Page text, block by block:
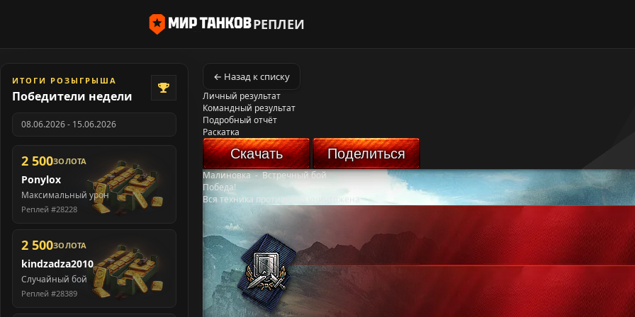
РЕПЛЕИ
ИТОГИ РОЗЫГРЫША
Победители недели
08.06.2026 - 15.06.2026
2 500ЗОЛОТА
Ponylox
Максимальный урон
Реплей #28228
2 500ЗОЛОТА
kindzadza2010
Случайный бой
Реплей #28389
← Назад к списку
Личный результат
Командный результат
Подробный отчёт
Раскатка
Скачать Поделиться
Малиновка-Встречный бой
Победа!
Вся техника противника уничтожена